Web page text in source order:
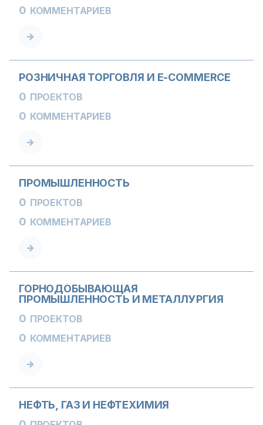
0 КОММЕНТАРИЕВ
РОЗНИЧНАЯ ТОРГОВЛЯ И E-COMMERCE
0 ПРОЕКТОВ
0 КОММЕНТАРИЕВ
ПРОМЫШЛЕННОСТЬ
0 ПРОЕКТОВ
0 КОММЕНТАРИЕВ
ГОРНОДОБЫВАЮЩАЯ
ПРОМЫШЛЕННОСТЬ И МЕТАЛЛУРГИЯ
0 ПРОЕКТОВ
0 КОММЕНТАРИЕВ
НЕФТЬ, ГАЗ И НЕФТЕХИМИЯ